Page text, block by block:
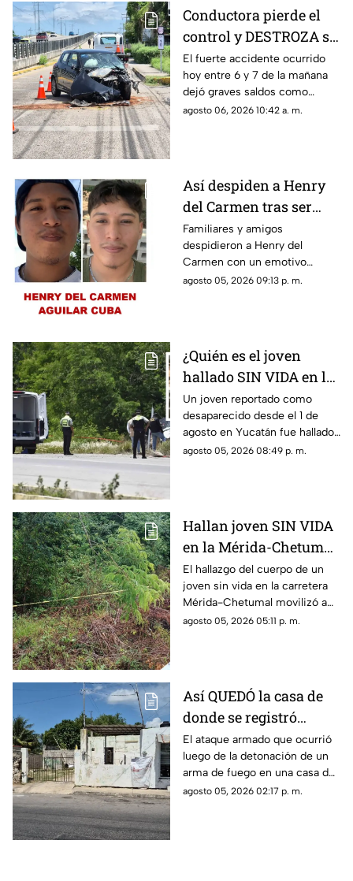
Conductora pierde el
control y DESTROZA su
auto; así fue el FUERTE
ACCIDENTE HOY en
Temozón Norte, Mérida
El fuerte accidente ocurrido
hoy entre 6 y 7 de la mañana
dejó graves saldos como
consecuencia en la zona de
agosto 06, 2026 10:42 a. m.
Así despiden a Henry
del Carmen tras ser
hallado sin vida en la
Mérida-Chetumal tras
varios días
desaparecido
Familiares y amigos
despidieron a Henry del
Carmen con un emotivo
mensaje en redes sociales tras
agosto 05, 2026 09:13 p. m.
¿Quién es el joven
hallado SIN VIDA en la
Mérida-Chetumal? Esto
se sabe
Un joven reportado como
desaparecido desde el 1 de
agosto en Yucatán fue hallado
sin vida en la carretera Mérida-
agosto 05, 2026 08:49 p. m.
Hallan joven SIN VIDA
en la Mérida-Chetumal;
el mal olor alertó a los
automovilistas
El hallazgo del cuerpo de un
joven sin vida en la carretera
Mérida-Chetumal movilizó a
las autoridades durante este
agosto 05, 2026 05:11 p. m.
Así QUEDÓ la casa de
donde se registró
anoche ocurrió un
ATAQUE ARM4DO y
hombre bal3ado
El ataque armado que ocurrió
luego de la detonación de un
arma de fuego en una casa de
la colonia Mercedes Barrera,
agosto 05, 2026 02:17 p. m.